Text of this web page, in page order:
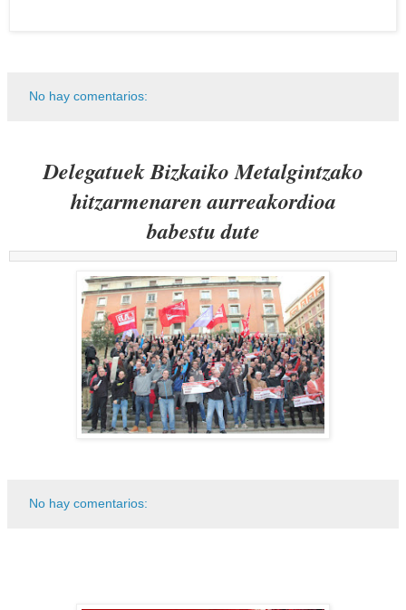
No hay comentarios:
Delegatuek Bizkaiko Metalgintzako
hitzarmenaren aurreakordioa
babestu dute
No hay comentarios: